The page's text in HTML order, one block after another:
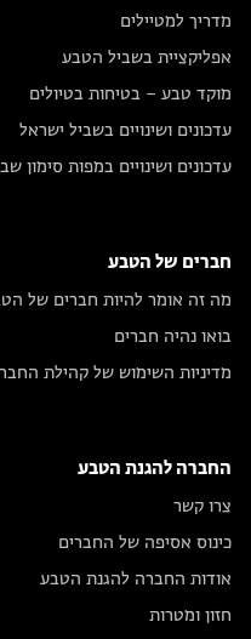
מדריך למטיילים
אפליקציית בשביל הטבע
מוקד טבע – בטיחות בטיולים
עדכונים ושינויים בשביל ישראל
עדכונים ושינויים במפות סימון
חברים של הטבע
מה זה אומר להיות חברים של
בואו נהיה חברים
מדיניות השימוש של קהילת
החברה להגנת הטבע
צרו קשר
כינוס אסיפה של החברים
אודות החברה להגנת הטבע
חזון ומטרות